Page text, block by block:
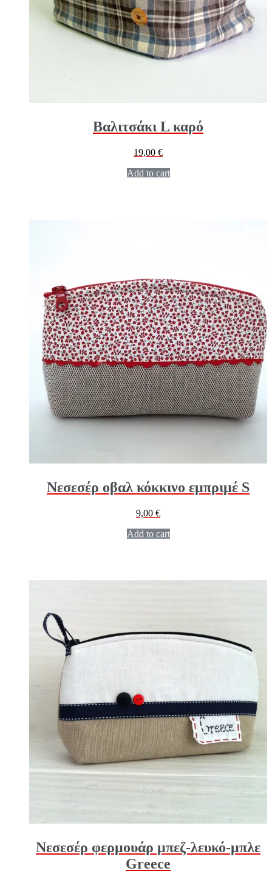
Βαλιτσάκι L καρό
19,00 €
Add to cart
Νεσεσέρ οβαλ κόκκινο εμπριμέ S
9,00 €
Add to cart
Νεσεσέρ φερμουάρ μπεζ-λευκό-μπλε
Greece